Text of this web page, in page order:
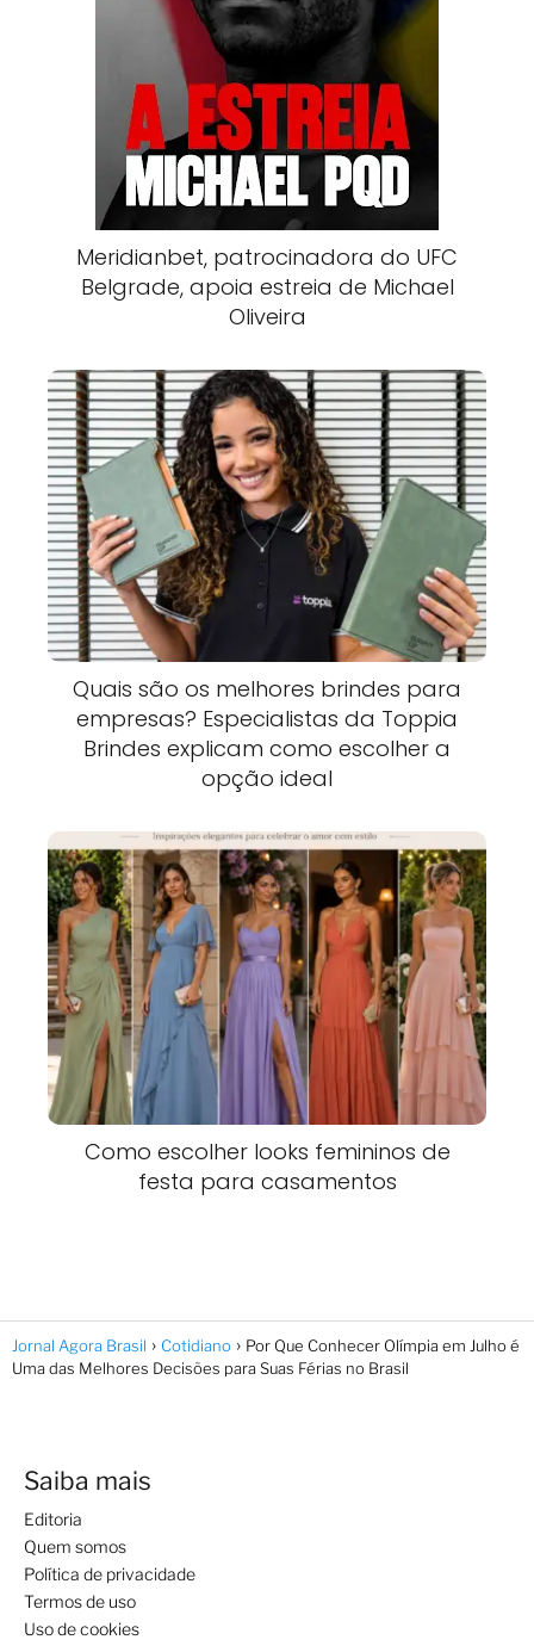
Meridianbet, patrocinadora do UFC
Belgrade, apoia estreia de Michael
Oliveira
Quais são os melhores brindes para
empresas? Especialistas da Toppia
Brindes explicam como escolher a
opção ideal
Como escolher looks femininos de
festa para casamentos
Jornal Agora Brasil Cotidiano
Por Que Conhecer Olímpia em Julho é
Uma das Melhores Decisões para Suas Férias no Brasil
Saiba mais
Editoria
Quem somos
Política de privacidade
Termos de uso
Uso de cookies